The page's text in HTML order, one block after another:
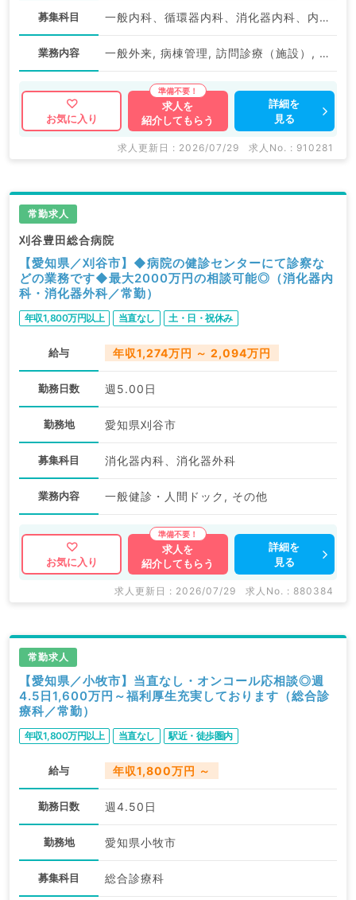
募集科目 一般内科、循環器内科、消化器内科、内分泌・代謝内科、血液内科
業務内容 一般外来, 病棟管理, 訪問診療（施設）, 一般健診・人間ドック
お気に入り
求人を
紹介してもらう
詳細を
見る
求人更新日 : 2026/07/29 求人No. : 910281
常勤求人
刈谷豊田総合病院
【愛知県／刈谷市】◆病院の健診センターにて診察な
どの業務です◆最大2000万円の相談可能◎（消化器内
科・消化器外科／常勤）
年収1,800万円以上 当直なし 土・日・祝休み
給与 年収1,274万円 ～ 2,094万円
勤務日数 週5.00日
勤務地 愛知県刈谷市
募集科目 消化器内科、消化器外科
業務内容 一般健診・人間ドック, その他
お気に入り
求人を
紹介してもらう
詳細を
見る
求人更新日 : 2026/07/29 求人No. : 880384
常勤求人
【愛知県／小牧市】当直なし・オンコール応相談◎週
4.5日1,600万円～福利厚生充実しております（総合診
療科／常勤）
年収1,800万円以上 当直なし 駅近・徒歩圏内
給与 年収1,800万円 ～
勤務日数 週4.50日
勤務地 愛知県小牧市
募集科目 総合診療科